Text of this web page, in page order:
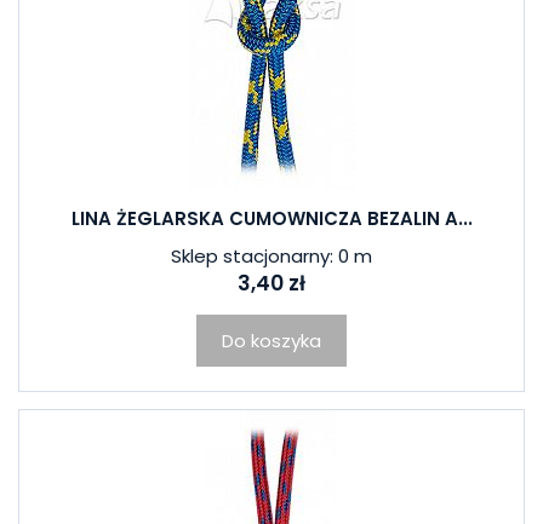
LINA ŻEGLARSKA CUMOWNICZA BEZALIN A...
Sklep stacjonarny: 0 m
3,40 zł
Do koszyka